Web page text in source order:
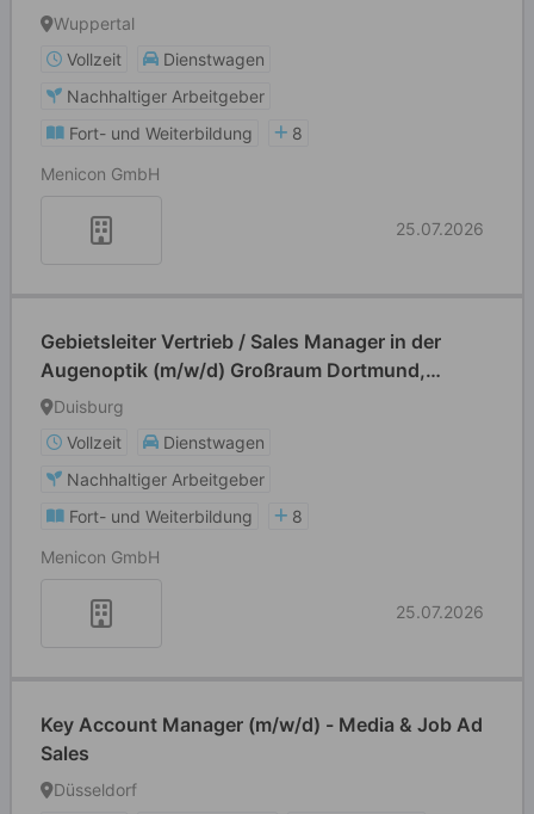
Münster, Wuppertal, Duisburg, Bochum
Wuppertal
Vollzeit
Dienstwagen
Nachhaltiger Arbeitgeber
Fort- und Weiterbildung
8
Menicon GmbH
25.07.2026
Gebietsleiter Vertrieb / Sales Manager in der
Augenoptik (m/w/d) Großraum Dortmund,
Münster, Wuppertal, Duisburg, Bochum
Duisburg
Vollzeit
Dienstwagen
Nachhaltiger Arbeitgeber
Fort- und Weiterbildung
8
Menicon GmbH
25.07.2026
Key Account Manager (m/w/d) - Media & Job Ad
Sales
Düsseldorf